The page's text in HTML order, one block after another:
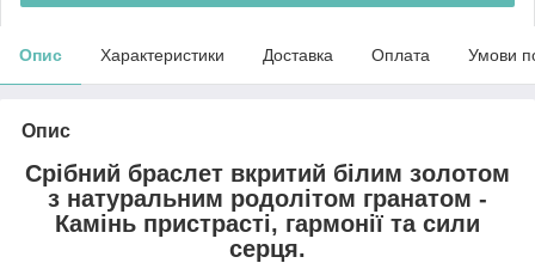
Опис Характеристики Доставка Оплата Умови
Опис
Срібний браслет вкритий білим золотом
з натуральним родолітом гранатом -
Камінь пристрасті, гармонії та сили
серця.